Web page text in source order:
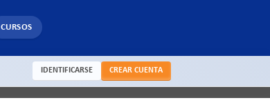
CURSOS
IDENTIFICARSE CREAR CUENTA